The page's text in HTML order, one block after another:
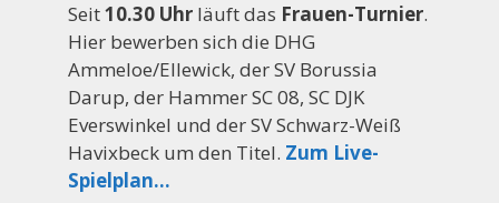
Seit10.30 Uhr läuft das Frauen-Turnier.
Hier bewerben sich die DHG
Ammeloe/Ellewick, der SV Borussia
Darup, der Hammer SC 08, SC DJK
Everswinkel und der SV Schwarz-Weiß
Havixbeck um den Titel. Zum Live-
Spielplan…